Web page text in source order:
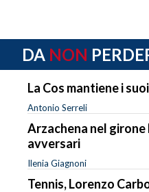
DA NON
La Cos mantiene i
Antonio Serreli
Arzachena nel girone
avversari
Ilenia Giagnoni
Tennis, Lorenzo